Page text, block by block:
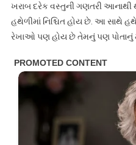
ખરાબ દરેક વસ્તુની ગણતરી આનાથી
હથેળીમાં નિશ્ચિત હોય છે. આ સાથે
રેખાઓ પણ હોય છે તેમનું પણ પોતાનું